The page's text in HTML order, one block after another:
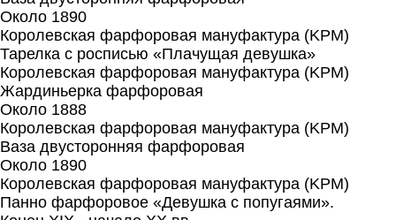
Около 1890
Королевская фарфоровая мануфактура (KPM)
Тарелка с росписью «Плачущая девушка»
Королевская фарфоровая мануфактура (KPM)
Жардиньерка фарфоровая
Около 1888
Королевская фарфоровая мануфактура (KPM)
Ваза двусторонняя фарфоровая
Около 1890
Королевская фарфоровая мануфактура (KPM)
Панно фарфоровое «Девушка с попугаями».